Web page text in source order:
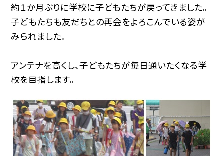
約１か月ぶりに学校に子どもたちが戻ってきました。
子どもたちも友だちとの再会をよろこんでいる姿が
みられました。
アンテナを高くし、子どもたちが毎日通いたくなる学
校を目指します。